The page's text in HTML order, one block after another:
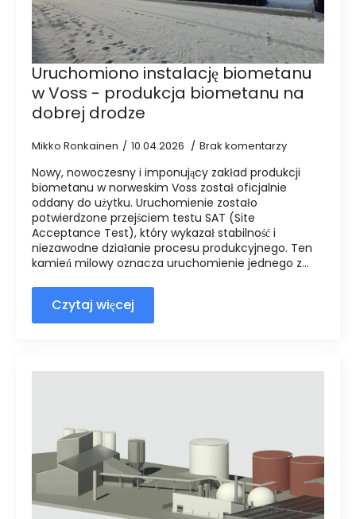
Uruchomiono instalację biometanu
w Voss - produkcja biometanu na
dobrej drodze
Mikko Ronkainen 10.04.2026 Brak komentarzy
Nowy, nowoczesny i imponujący zakład produkcji
biometanu w norweskim Voss został oficjalnie
oddany do użytku. Uruchomienie zostało
potwierdzone przejściem testu SAT (Site
Acceptance Test), który wykazał stabilność i
niezawodne działanie procesu produkcyjnego. Ten
kamień milowy oznacza uruchomienie jednego z...
Czytaj więcej